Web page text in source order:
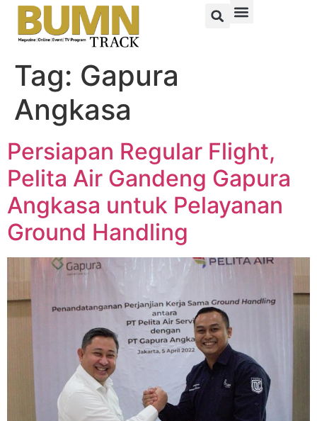
Tag: Gapura
Angkasa
Persiapan Regular Flight,
Pelita Air Gandeng Gapura
Angkasa untuk Pelayanan
Ground Handling